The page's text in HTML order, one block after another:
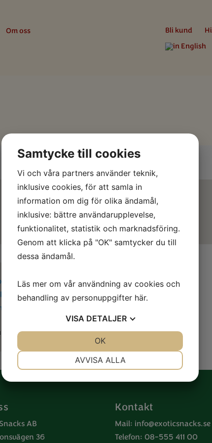
Om oss Bli kund
Vit Choklad med
AB
36
Kontakt
Mail: info@exoticsnacks.se
Telefon: 08-555 411 00
Samtycke till cookies
Vi och våra partners använder teknik,
inklusive cookies, för att samla in
information om dig för olika ändamål,
inklusive: bättre användarupplevelse,
funktionalitet, statistik och marknadsföring.
Genom att klicka på "OK" samtycker du till
dessa ändamål.
Läs mer om vår användning av cookies och
behandling av personuppgifter här.
VISA DETALJER
AVVISA ALLA
OK